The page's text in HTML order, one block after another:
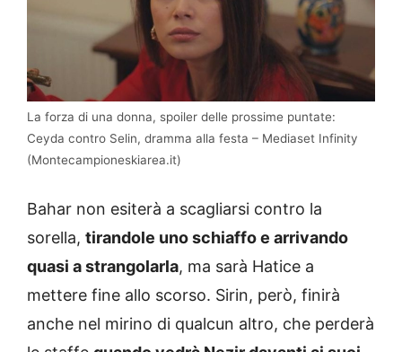
La forza di una donna, spoiler delle prossime puntate:
Ceyda contro Selin, dramma alla festa – Mediaset Infinity
(Montecampioneskiarea.it)
Bahar non esiterà a scagliarsi contro la
sorella, tirandole uno schiaffo e arrivando
quasi a strangolarla, ma sarà Hatice a
mettere fine allo scorso. Sirin, però, finirà
anche nel mirino di qualcun altro, che perderà